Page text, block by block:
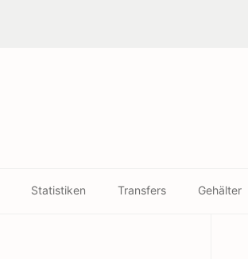
Statistiken Transfers Gehälter